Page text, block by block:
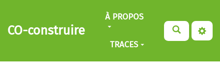
Aller au contenu principal
CO-construire
À PROPOS
TRACES